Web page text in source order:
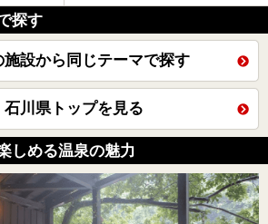
探す
施設から同じテーマで探す
石川県トップを見る
しめる温泉の魅力